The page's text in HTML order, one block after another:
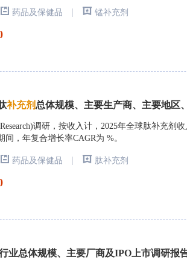
药品及保健品 | 锰补充剂
补充剂 总体规模、主要生产商、主要地区
调研，按收入计，2025年全球肽补充剂
间，年复合增长率CAGR为 %。
药品及保健品 | 肽补充剂
业总体规模、主要厂商及IPO上市调研报